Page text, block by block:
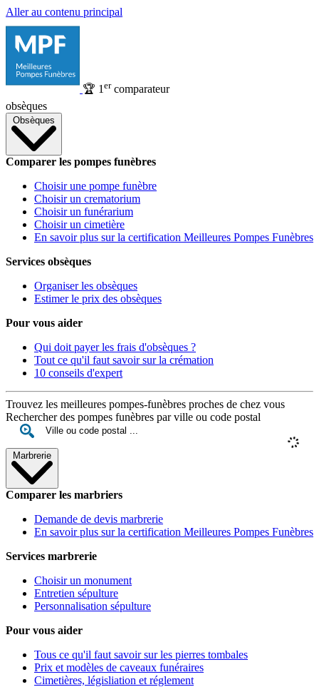
Aller au contenu principal
🏆 1 ercomparateur
obsèques
Obsèques
Comparer les pompes funèbres
Choisir une pompe funèbre
Choisir un crematorium
Choisir un funérarium
Choisir un cimetière
En savoir plus sur la certification Meilleures Pompes Funèbres
Services obsèques
Organiser les obsèques
Estimer le prix des obsèques
Pour vous aider
Qui doit payer les frais d'obsèques ?
Tout ce qu'il faut savoir sur la crémation
10 conseils d'expert
Trouvez les meilleures pompes-funèbres proches de chez vous
Rechercher des pompes funèbres par ville ou code postal
Marbrerie
Comparer les marbriers
Demande de devis marbrerie
En savoir plus sur la certification Meilleures Pompes Funèbres
Services marbrerie
Choisir un monument
Entretien sépulture
Personnalisation sépulture
Pour vous aider
Tous ce qu'il faut savoir sur les pierres tombales
Prix et modèles de caveaux funéraires
Cimetières, législiation et réglement